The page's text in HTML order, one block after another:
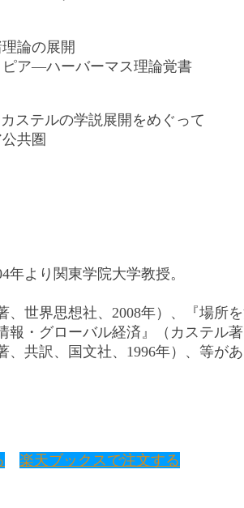
論の展開
ア―ハーバーマス理論覚書
テルの学説展開をめぐって
共圏
より関東学院大学教授。
、世界思想社、2008年）、『場所
報・グローバル経済』（カステル
、共訳、国文社、1996年）、等があ
楽天ブックスで注文する